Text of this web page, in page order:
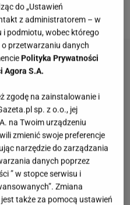
się mocno zdziwić.
do „Ustawień
z administratorem – w
i podmiotu, wobec którego
przetwarzaniu danych
Polityka Prywatności
Agora S.A.
zgodę na zainstalowanie i
sp. z o.o., jej
na Twoim urządzeniu
zmienić swoje preferencje
narzędzie do zarządzania
danych poprzez
” w stopce serwisu i
Zmiana
także za pomocą ustawień